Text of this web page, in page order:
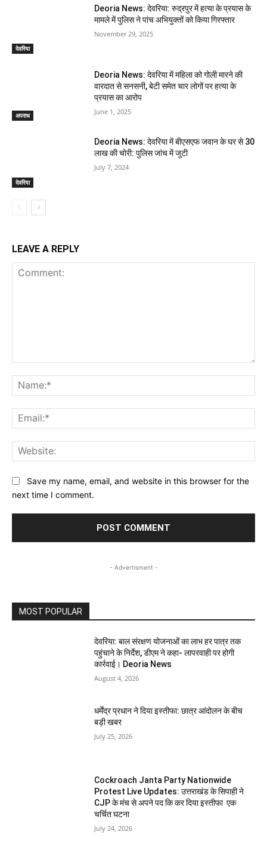
देवरिया
Deoria News: देवरिया: रुद्रपुर में हत्या के प्रयास के
मामले में पुलिस ने पांच अभियुक्तों को किया गिरफ्तार
November 29, 2025
अपराध
Deoria News: देवरिया में महिला को गोली मारने की
वारदात से सनसनी, बेटी समेत चार लोगों पर हत्या के
प्रयास का आरोप
June 1, 2025
देवरिया
Deoria News: देवरिया में बीएसएफ जवान के घर से 30
लाख की चोरी: पुलिस जांच में जुटी
July 7, 2024
LEAVE A REPLY
Save my name, email, and website in this browser for the
next time I comment.
- Advertisment -
MOST POPULAR
देवरिया: बाल संरक्षण योजनाओं का लाभ हर पात्र तक
पहुंचाने के निर्देश, डीएम ने कहा- लापरवाही पर होगी
कार्रवाई। Deoria News
August 4, 2026
धर्मेंद्र प्रधान ने दिया इस्तीफा: छात्र आंदोलन के बीच
बड़ी खबर
July 25, 2026
Cockroach Janta Party Nationwide
Protest Live Updates: उत्तराखंड के सिपाही ने
CJP के मंच से अपने पद कि कर दिया इस्तीफा एक
चर्चित घटना
July 24, 2026